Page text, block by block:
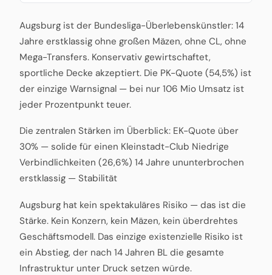
Augsburg ist der Bundesliga-Überlebenskünstler: 14
Jahre erstklassig ohne großen Mäzen, ohne CL, ohne
Mega-Transfers. Konservativ gewirtschaftet,
sportliche Decke akzeptiert. Die PK-Quote (54,5%) ist
der einzige Warnsignal — bei nur 106 Mio Umsatz ist
jeder Prozentpunkt teuer.
Die zentralen Stärken im Überblick: EK-Quote über
30% — solide für einen Kleinstadt-Club Niedrige
Verbindlichkeiten (26,6%) 14 Jahre ununterbrochen
erstklassig — Stabilität
Augsburg hat kein spektakuläres Risiko — das ist die
Stärke. Kein Konzern, kein Mäzen, kein überdrehtes
Geschäftsmodell. Das einzige existenzielle Risiko ist
ein Abstieg, der nach 14 Jahren BL die gesamte
Infrastruktur unter Druck setzen würde.